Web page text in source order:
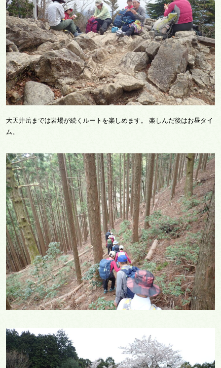
大天井岳までは岩場が続くルートを楽しめます。 楽しんだ後はお昼タイ
ム。